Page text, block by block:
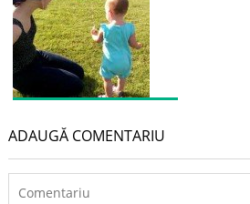
ADAUGĂ COMENTARIU